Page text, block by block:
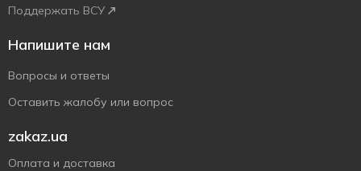
Поддержать ВСУ
Напишите нам
Вопросы и ответы
Оставить жалобу или вопрос
zakaz.ua
Оплата и доставка